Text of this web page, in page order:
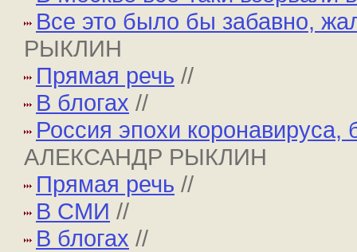
Все это было бы забавно,
РЫКЛИН
Прямая речь //
В блогах //
Россия эпохи
АЛЕКСАНДР РЫКЛИН
Прямая речь //
В СМИ //
В блогах //